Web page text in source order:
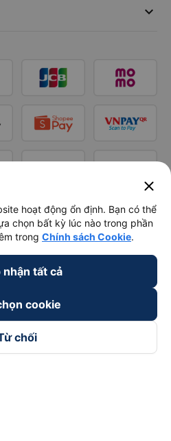
keyboard_arrow_down
close
hoạt động ổn định. Bạn có thể
chọn bất kỳ lúc nào trong phần
trong Chính sách Cookie.
nhận tất cả
cookie
chối